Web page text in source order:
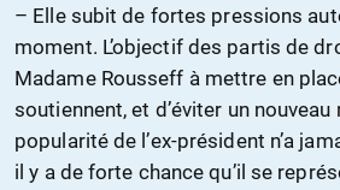
– Elle subit de fortes pressions
moment. L’objectif des partis de
Madame Rousseff à mettre en
soutiennent, et d’éviter un
popularité de l’ex-président n’a
il y a de forte chance qu’il se